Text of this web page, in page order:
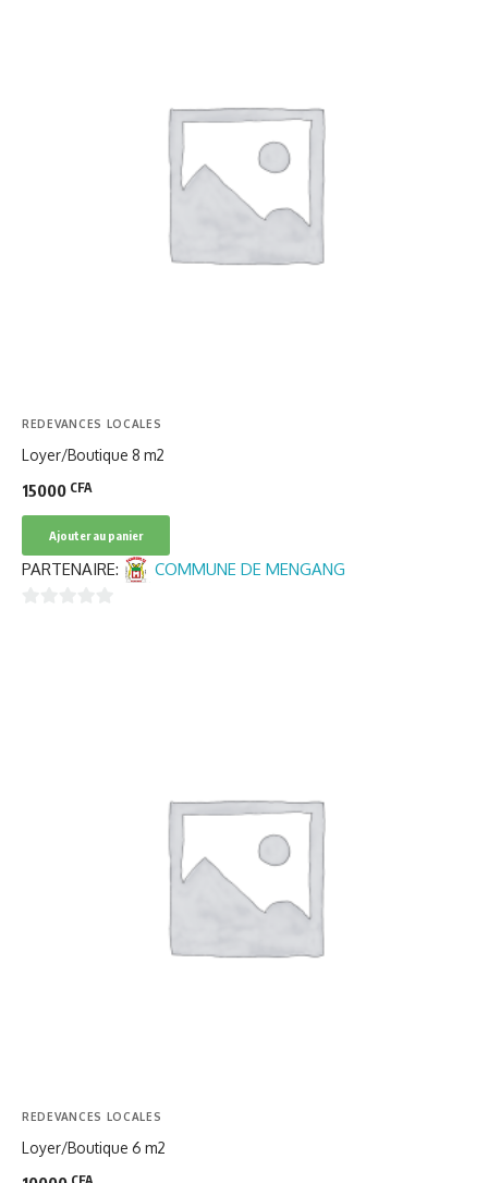
REDEVANCES LOCALES
Loyer/Boutique 8 m2
15000 CFA
Ajouter au panier
PARTENAIRE: COMMUNE DE MENGANG
REDEVANCES LOCALES
Loyer/Boutique 6 m2